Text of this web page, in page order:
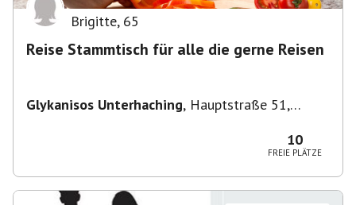
Brigitte, 65
Reise Stammtisch für alle die gerne Reisen
Glykanisos Unterhaching, Hauptstraße 51,
10
FREIE PLÄTZE